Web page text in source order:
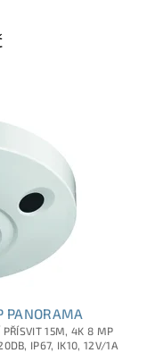
PANORAMA
15M, 4K 8 MP
IP67, IK10, 12V/1A